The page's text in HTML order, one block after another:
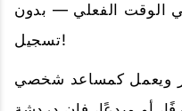
الوقت الفعلي — بدون
تسجيل!
ويعمل كمساعد شخصي